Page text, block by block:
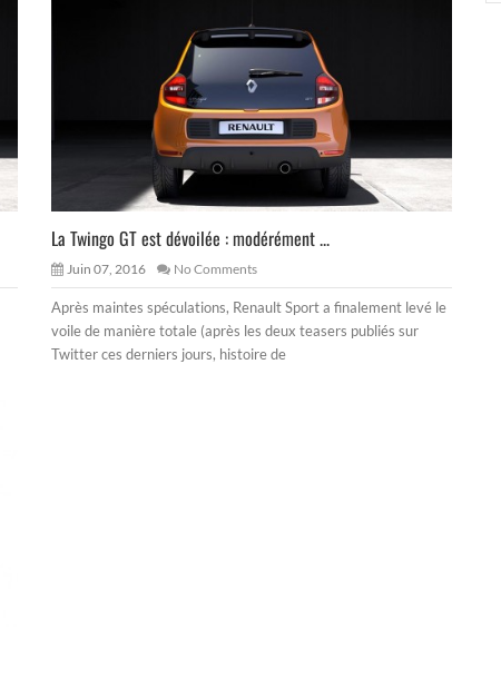
La Twingo GT est dévoilée : modérément ...
Juin 07, 2016 No Comments
Après maintes spéculations, Renault Sport a finalement levé le
voile de manière totale (après les deux teasers publiés sur
Twitter ces derniers jours, histoire de